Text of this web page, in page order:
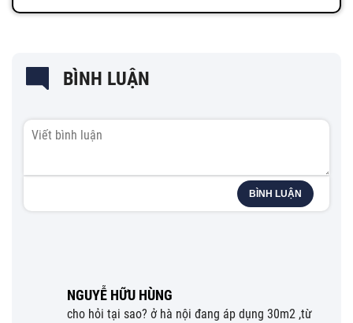
BÌNH LUẬN
BÌNH LUẬN
NGUYỄ HỮU HÙNG
cho hỏi tại sao? ở hà nội đang áp dụng 30m2 ,từ